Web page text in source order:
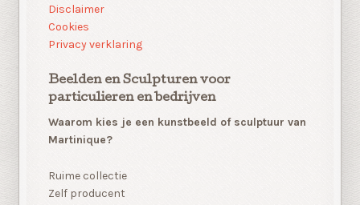
Disclaimer
Cookies
Privacy verklaring
Beelden en Sculpturen voor
particulieren en bedrijven
Waarom kies je een kunstbeeld of sculptuur van
Martinique?
Ruime collectie
Zelf producent